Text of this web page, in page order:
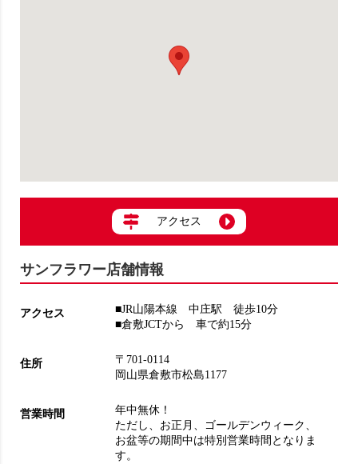
アクセス
サンフラワー店舗情報
アクセス
■JR山陽本線 中庄駅 徒歩10分
■倉敷JCTから 車で約15分
住所
〒701-0114
岡山県倉敷市松島1177
営業時間
年中無休！
ただし、お正月、ゴールデンウィーク、
お盆等の期間中は特別営業時間となりま
す。